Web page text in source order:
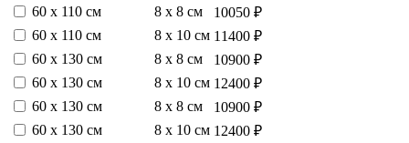
60 х 110 см
8 х 8 см
10050 ₽
60 х 110 см
8 х 10 см 11400 ₽
60 х 130 см
8 х 8 см
10900 ₽
60 х 130 см
8 х 10 см 12400 ₽
60 х 130 см
8 х 8 см
10900 ₽
60 х 130 см
8 х 10 см 12400 ₽